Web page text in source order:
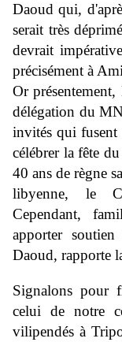
Daoud qui,
serait très
devrait
précisément à
Or
délégation du
invités qui
célébrer la fête
40 ans de règne
libyenne, le
Cependant,
apporter
Daoud, rapporte
Signalons pour
celui de notre
vilipendés à